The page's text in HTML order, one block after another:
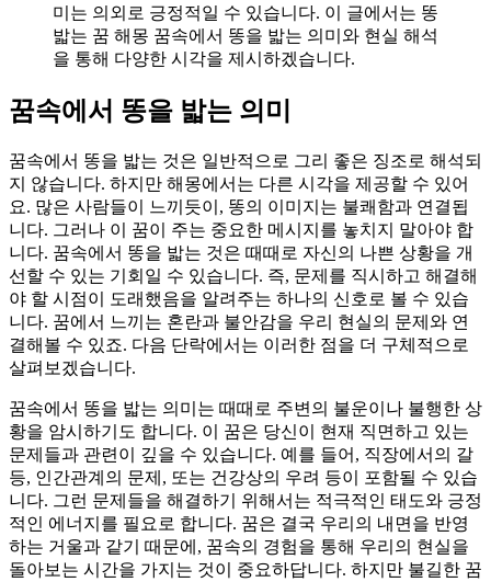
미는 의외로 긍정적일 수 있습니다. 이 글에서는 똥
밟는 꿈 해몽 꿈속에서 똥을 밟는 의미와 현실 해석
을 통해 다양한 시각을 제시하겠습니다.
꿈속에서 똥을 밟는 의미
꿈속에서 똥을 밟는 것은 일반적으로 그리 좋은 징조로 해석되
지 않습니다. 하지만 해몽에서는 다른 시각을 제공할 수 있어
요. 많은 사람들이 느끼듯이, 똥의 이미지는 불쾌함과 연결됩
니다. 그러나 이 꿈이 주는 중요한 메시지를 놓치지 말아야 합
니다. 꿈속에서 똥을 밟는 것은 때때로 자신의 나쁜 상황을 개
선할 수 있는 기회일 수 있습니다. 즉, 문제를 직시하고 해결해
야 할 시점이 도래했음을 알려주는 하나의 신호로 볼 수 있습
니다. 꿈에서 느끼는 혼란과 불안감을 우리 현실의 문제와 연
결해볼 수 있죠. 다음 단락에서는 이러한 점을 더 구체적으로
살펴보겠습니다.
꿈속에서 똥을 밟는 의미는 때때로 주변의 불운이나 불행한 상
황을 암시하기도 합니다. 이 꿈은 당신이 현재 직면하고 있는
문제들과 관련이 깊을 수 있습니다. 예를 들어, 직장에서의 갈
등, 인간관계의 문제, 또는 건강상의 우려 등이 포함될 수 있습
니다. 그런 문제들을 해결하기 위해서는 적극적인 태도와 긍정
적인 에너지를 필요로 합니다. 꿈은 결국 우리의 내면을 반영
하는 거울과 같기 때문에, 꿈속의 경험을 통해 우리의 현실을
돌아보는 시간을 가지는 것이 중요하답니다. 하지만 불길한 꿈